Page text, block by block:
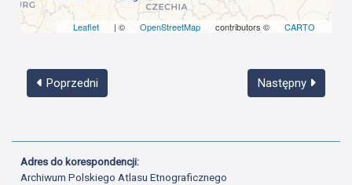
Leaflet | © OpenStreetMap contributors © CARTO
Poprzedni Następny
Adres do korespondencji:
Archiwum Polskiego Atlasu Etnograficznego